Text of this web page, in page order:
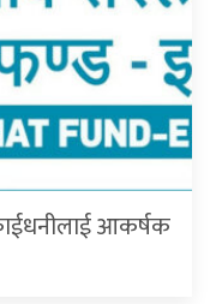
आकर्षक